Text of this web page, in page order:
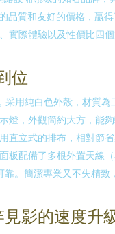
品質和友好的價格，贏
實際體驗以及性價比四
位
采用純白色外殼，材質為
燈，外觀簡約大方，能
直立式的排布，相對節
板配備了多根外置天線
靠。簡潔專業又不失精致
見影的速度升